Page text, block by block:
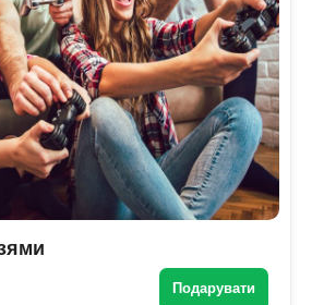
Подарувати